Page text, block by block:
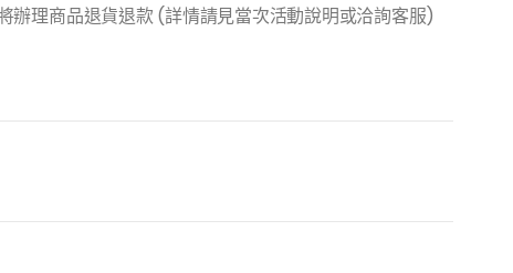
理商品退貨退款 (詳情請見當次活動說明或洽詢客服)